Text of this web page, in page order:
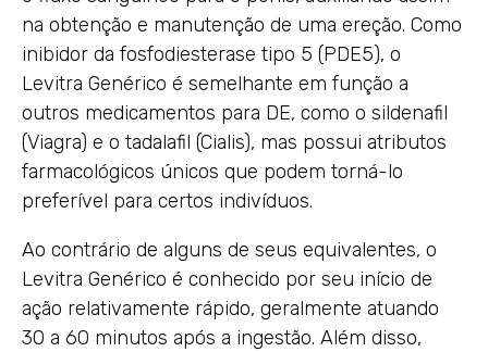
na obtenção e manutenção de uma ereção. Como
inibidor da fosfodiesterase tipo 5 (PDE5), o
Levitra Genérico é semelhante em função a
outros medicamentos para DE, como o sildenafil
(Viagra) e o tadalafil (Cialis), mas possui atributos
farmacológicos únicos que podem torná-lo
preferível para certos indivíduos.
Ao contrário de alguns de seus equivalentes, o
Levitra Genérico é conhecido por seu início de
ação relativamente rápido, geralmente atuando
30 a 60 minutos após a ingestão. Além disso,